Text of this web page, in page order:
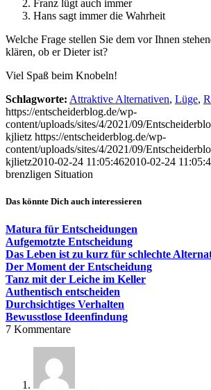
Franz lügt auch immer
Hans sagt immer die Wahrheit
Welche Frage stellen Sie dem vor Ihnen
klären, ob er Dieter ist?
Viel Spaß beim Knobeln!
Schlagworte: Attraktive Alternativen, Lüge,
https://entscheiderblog.de/wp-
content/uploads/sites/4/2021/09/
kjlietz https://entscheiderblog.de/wp-
content/uploads/sites/4/2021/09/
kjlietz2010-02-24 11:05:462010-02-24
brenzligen Situation
Das könnte Dich auch interessieren
Matura für Entscheidungen
Aufgemotzte Entscheidung
Das Leben ist zu kurz für schlechte
Der Moment der Entscheidung
Tanz mit der Leiche im Keller
Authentisch entscheiden
Durchsichtiges Verhalten
Bewusstlose Ideenfindung
7 Kommentare